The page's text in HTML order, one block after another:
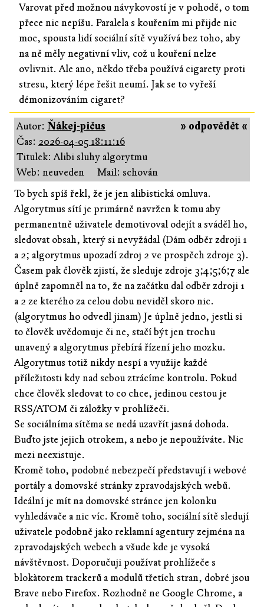
Varovat před možnou návykovostí je v pohodě, o tom
přece nic nepíšu. Paralela s kouřením mi přijde nic
moc, spousta lidí sociální sítě využívá bez toho, aby
na ně měly negativní vliv, což u kouření nelze
ovlivnit. Ale ano, někdo třeba používá cigarety proti
stresu, který lépe řešit neumí. Jak se to vyřeší
démonizováním cigaret?
» odpovědět «
Autor: Ňákej-pičus
Čas: 2026-04-05 18:11:16
Titulek: Alibi sluhy algorytmu
Web: neuveden
Mail: schován
To bych spíš řekl, že je jen alibistická omluva.
Algorytmus sítí je primárně navržen k tomu aby
permanentně uživatele demotivoval odejít a sváděl ho,
sledovat obsah, který si nevyžádal (Dám odběr zdroji 1
a 2; algorytmus upozadí zdroj 2 ve prospěch zdroje 3).
Časem pak člověk zjistí, že sleduje zdroje 3;4;5;6;7 ale
úplně zapomněl na to, že na začátku dal odběr zdroji 1
a 2 ze kterého za celou dobu neviděl skoro nic.
(algorytmus ho odvedl jinam) Je úplně jedno, jestli si
to člověk uvědomuje či ne, stačí být jen trochu
unavený a algorytmus přebírá řízení jeho mozku.
Algorytmus totiž nikdy nespí a využije každé
příležitosti kdy nad sebou ztrácíme kontrolu. Pokud
chce člověk sledovat to co chce, jedinou cestou je
RSS/ATOM či záložky v prohlížeči.
Se sociálníma sítěma se nedá uzavřít jasná dohoda.
Buďto jste jejich otrokem, a nebo je nepoužíváte. Nic
mezi neexistuje.
Kromě toho, podobné nebezpečí představují i webové
portály a domovské stránky zpravodajských webů.
Ideální je mít na domovské stránce jen kolonku
vyhledávače a nic víc. Kromě toho, sociální sítě sledují
uživatele podobně jako reklamní agentury zejména na
zpravodajských webech a všude kde je vysoká
návštěvnost. Doporučuji používat prohlížeče s
blokàtorem trackerů a modulů třetích stran, dobré jsou
Brave nebo Firefox. Rozhodně ne Google Chrome, a